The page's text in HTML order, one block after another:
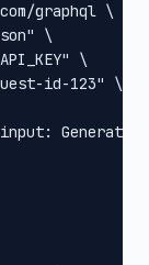
graphql \
\
\
id-123" \